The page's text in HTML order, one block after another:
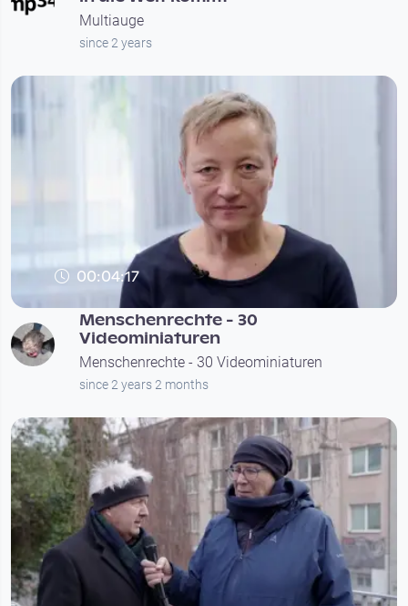
Multiauge
since 2 years
00:04:17
Menschenrechte - 30
Videominiaturen
Menschenrechte - 30 Videominiaturen
since 2 years 2 months